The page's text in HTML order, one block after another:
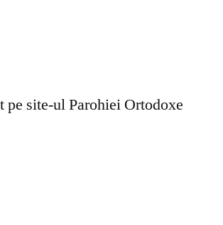
pe site-ul Parohiei Ortodoxe